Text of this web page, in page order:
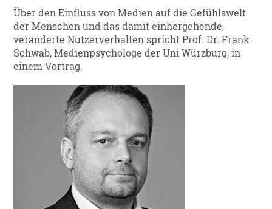
Über den Einfluss von Medien auf die Gefühlswelt
der Menschen und das damit einhergehende,
veränderte Nutzerverhalten spricht Prof. Dr. Frank
Schwab, Medienpsychologe der Uni Würzburg, in
einem Vortrag.